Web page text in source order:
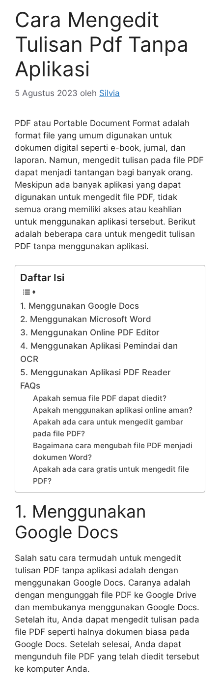
Cara Mengedit
Tulisan Pdf Tanpa
Aplikasi
5 Agustus 2023 oleh Silvia
PDF atau Portable Document Format adalah
format file yang umum digunakan untuk
dokumen digital seperti e-book, jurnal, dan
laporan. Namun, mengedit tulisan pada file PDF
dapat menjadi tantangan bagi banyak orang.
Meskipun ada banyak aplikasi yang dapat
digunakan untuk mengedit file PDF, tidak
semua orang memiliki akses atau keahlian
untuk menggunakan aplikasi tersebut. Berikut
adalah beberapa cara untuk mengedit tulisan
PDF tanpa menggunakan aplikasi.
Daftar Isi
1. Menggunakan Google Docs
2. Menggunakan Microsoft Word
3. Menggunakan Online PDF Editor
4. Menggunakan Aplikasi Pemindai dan
OCR
5. Menggunakan Aplikasi PDF Reader
FAQs
Apakah semua file PDF dapat diedit?
Apakah menggunakan aplikasi online aman?
Apakah ada cara untuk mengedit gambar
pada file PDF?
Bagaimana cara mengubah file PDF menjadi
dokumen Word?
Apakah ada cara gratis untuk mengedit file
PDF?
1. Menggunakan
Google Docs
Salah satu cara termudah untuk mengedit
tulisan PDF tanpa aplikasi adalah dengan
menggunakan Google Docs. Caranya adalah
dengan mengunggah file PDF ke Google Drive
dan membukanya menggunakan Google Docs.
Setelah itu, Anda dapat mengedit tulisan pada
file PDF seperti halnya dokumen biasa pada
Google Docs. Setelah selesai, Anda dapat
mengunduh file PDF yang telah diedit tersebut
ke komputer Anda.